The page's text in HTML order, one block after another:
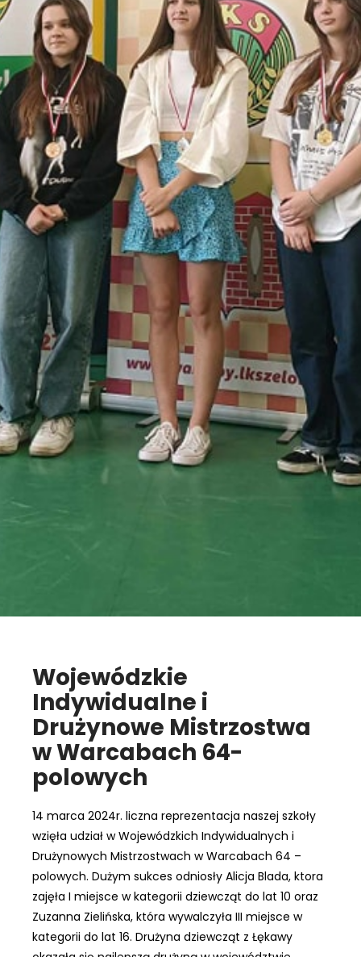
Wojewódzkie
Indywidualne i
Drużynowe Mistrzostwa
w Warcabach 64-
polowych
14 marca 2024r. liczna reprezentacja naszej szkoły
wzięła udział w Wojewódzkich Indywidualnych i
Drużynowych Mistrzostwach w Warcabach 64 –
polowych. Dużym sukces odniosły Alicja Blada, ktora
zajęła I miejsce w kategorii dziewcząt do lat 10 oraz
Zuzanna Zielińska, która wywalczyła III miejsce w
kategorii do lat 16. Drużyna dziewcząt z Łękawy